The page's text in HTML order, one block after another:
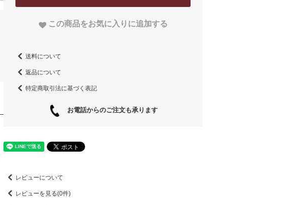
この商品をお気に入りに追加する
送料について
返品について
特定商取引法に基づく表記
お電話からのご注文も承ります
レビューについて
レビューを見る(0件)